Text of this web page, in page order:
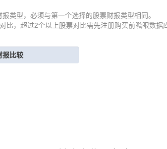
类型，必须与第一个选择的股票财报类型相同。
比，超过2个以上股票对比需先注册购买前瞻眼数据